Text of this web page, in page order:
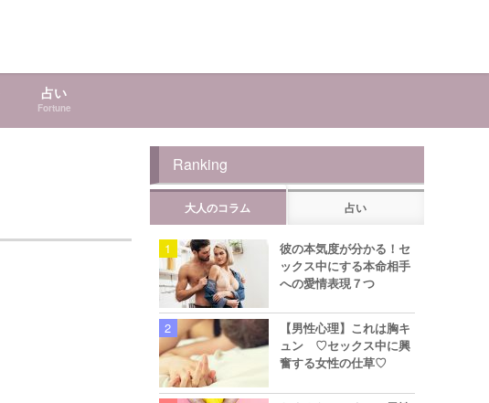
占い
Fortune
Ranking
大人のコラム 占い
彼の本気度が分かる！セ
ックス中にする本命相手
への愛情表現７つ
【男性心理】これは胸キ
ュン ♡セックス中に興
奮する女性の仕草♡